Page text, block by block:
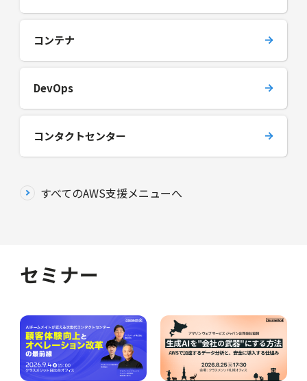
コンテナ
DevOps
コンタクトセンター
すべてのAWS支援メニューへ
セミナー